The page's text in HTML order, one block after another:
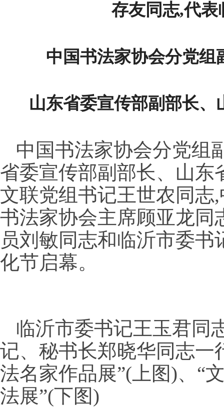
存友同志,代
中国书法家协会分党组
山东省委宣传部副部长
中国书法家协会分党组
省委宣传部副部长、山东
文联党组书记王世农同志
书法家协会主席顾亚龙同
员刘敏同志和临沂市委
化节启幕。
临沂市委书记王玉君同
记、秘书长郑晓华同志
法名家作品展”(上图)、
法展”(下图)